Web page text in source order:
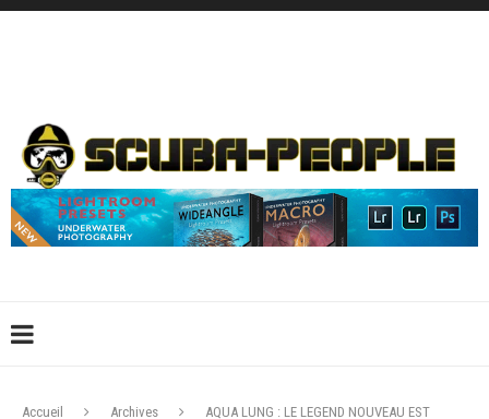
Accueil Archives
AQUA LUNG : LE LEGEND NOUVEAU EST